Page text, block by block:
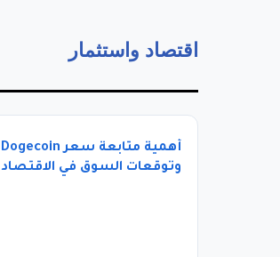
اقتصاد واستثمار
أهمية متابعة سعر Dogecoin
وتوقعات السوق في الاقتصاد